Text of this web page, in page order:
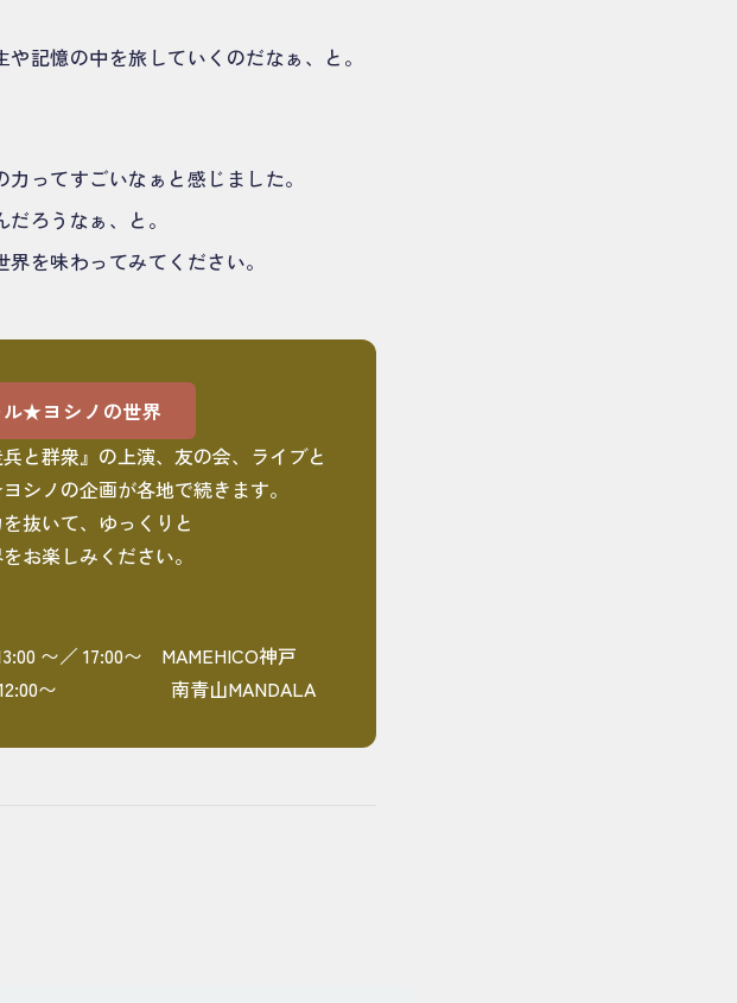
記憶の中を旅していくのだなぁ、と。
ってすごいなぁと感じました。
ろうなぁ、と。
を味わってみてください。
★ヨシノの世界
と群衆』の上演、友の会、ライブと
シノの企画が各地で続きます。
抜いて、ゆっくりと
お楽しみください。
〜／ 17:00〜 MAMEHICO神戸
) 12:00〜 南青山MANDALA